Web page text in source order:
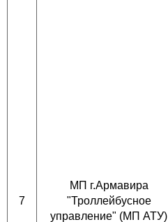
7
МП г.Армавира
"Троллейбусное
управление" (МП АТУ)